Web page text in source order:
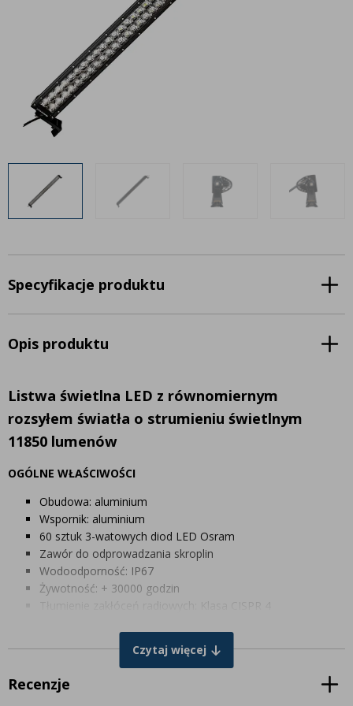
Często zadawane pytania
Bezpłatny projekt oświetlenia
O firmie
+48 81 884 70 94
info@agraled.pl
Często zadawane pytania
Sprawdź wszystko
Specyfikacje produktu
Opis produktu
Listwa świetlna LED z równomiernym
rozsyłem światła o strumieniu świetlnym
11850 lumenów
OGÓLNE WŁAŚCIWOŚCI
Obudowa: aluminium
Wspornik: aluminium
60 sztuk 3-watowych diod LED Osram
Zawór do odprowadzania skroplin
Wodoodporność: IP67
Żywotność: + 30000 godzin
Tłumienie zakłóceń radiowych: Klasa CISPR 4
PARAMETRY TECHNICZNE
Temperatura barwowa: 6000K
11850 lumenów
Czytaj więcej
Recenzje